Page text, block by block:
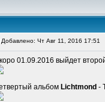
Добавлено: Чт Авг 11, 2016 17:51
01.09.2016 выйдет
альбом Lichtmond -